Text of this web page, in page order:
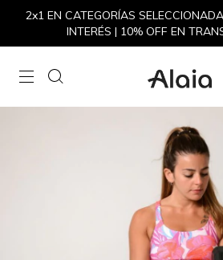
2x1 EN CATEGORÍAS
INTERÉS | 10% OFF EN